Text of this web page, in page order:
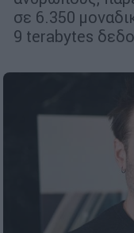
σε 6.350
9 terabytes